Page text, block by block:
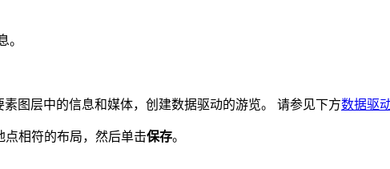
。
图层中的信息和媒体，创建数据驱动的游览。 请参见下方数据驱
点相符的布局，然后单击保存。